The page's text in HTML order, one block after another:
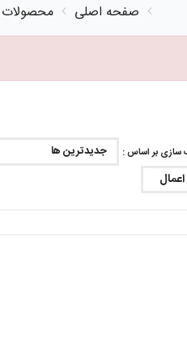
صفحه اصلی محصولات
سازی بر اساس : جدیدترین ها
اعمال